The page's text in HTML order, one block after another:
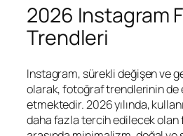
2026 Instagram
Trendleri
Instagram, sürekli değişen ve
olarak, fotoğraf trendlerinin de
etmektedir. 2026 yılında,
daha fazla tercih edilecek olan